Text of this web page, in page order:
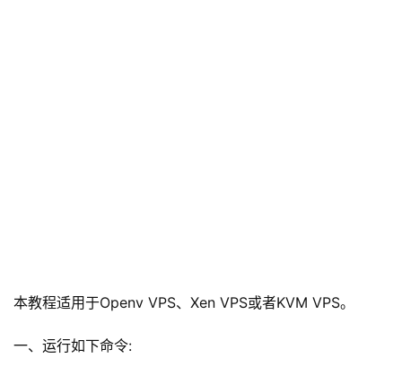
本教程适用于Openv VPS、Xen VPS或者KVM VPS。
一、运行如下命令: